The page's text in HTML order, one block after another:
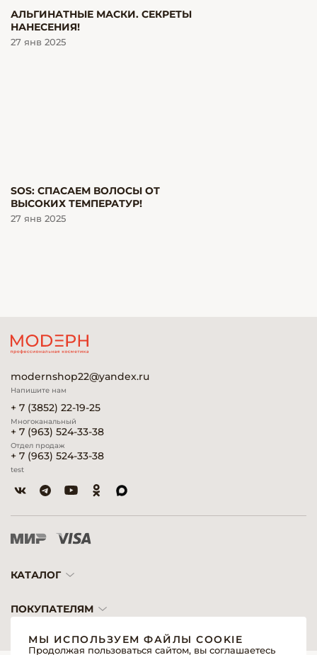
27 янв 2025
АЛЬГИНАТНЫЕ МАСКИ. СЕКРЕТЫ
НАНЕСЕНИЯ!
27 янв 2025
SOS: СПАСАЕМ ВОЛОСЫ ОТ
ВЫСОКИХ ТЕМПЕРАТУР!
modernshop22@yandex.ru
Напишите нам
+ 7 (3852) 22-19-25
Многоканальный
+ 7 (963) 524-33-38
Отдел продаж
+ 7 (963) 524-33-38
test
КАТАЛОГ
ПОКУПАТЕЛЯМ
МЫ ИСПОЛЬЗУЕМ ФАЙЛЫ COOKIE
Продолжая пользоваться сайтом, вы соглашаетесь